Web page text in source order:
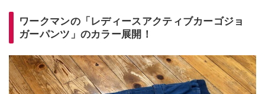
ワークマンの「レディースアクティブカーゴジョ
ガーパンツ」のカラー展開！